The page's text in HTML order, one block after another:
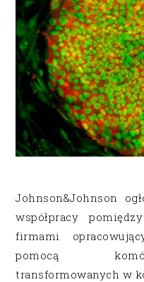
Johnson&Johnson
współpracy
firmami
pomocą
transformowanych w